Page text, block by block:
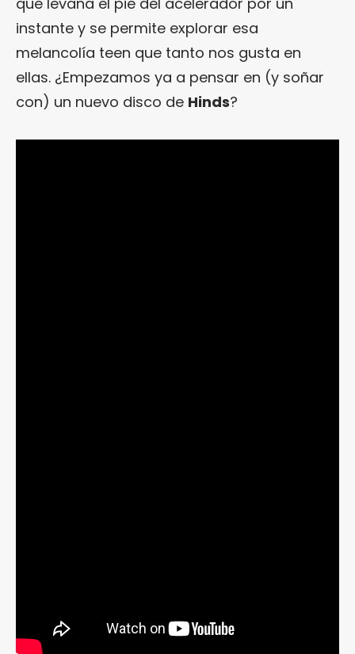
instante y se permite explorar esa
melancolía teen que tanto nos gusta en
ellas. ¿Empezamos ya a pensar en (y soñar
con) un nuevo disco de Hinds?